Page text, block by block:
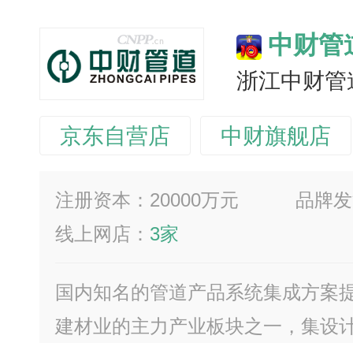
中财管
浙江中财
京东自营店 中财旗舰店
注册资本：20000万元
品牌
线上网店： 3家
国内知名的管道产品系统集成方案
建材业的主力产业板块之一，集设